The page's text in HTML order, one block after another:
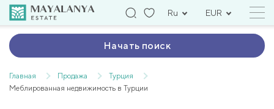
Ru EUR
Начать поиск
Главная Продажа
Турция
Меблированная недвижимость в Турции